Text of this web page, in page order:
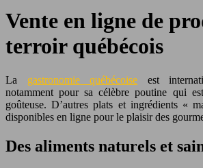
Vente en ligne de
terroir québécois
La gastronomie québécoise est
notamment pour sa célèbre poutine qui
goûteuse. D’autres plats et ingrédients «
disponibles en ligne pour le plaisir des
Des aliments naturels et